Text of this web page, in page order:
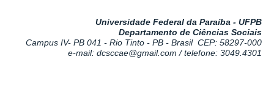
Universidade Federal da Paraíba - UFPB
Departamento de Ciências Sociais
Campus IV- PB 041 - Rio Tinto - PB - Brasil CEP: 58297-000
e-mail: dcsccae@gmail.com /telefone: 3049.4301